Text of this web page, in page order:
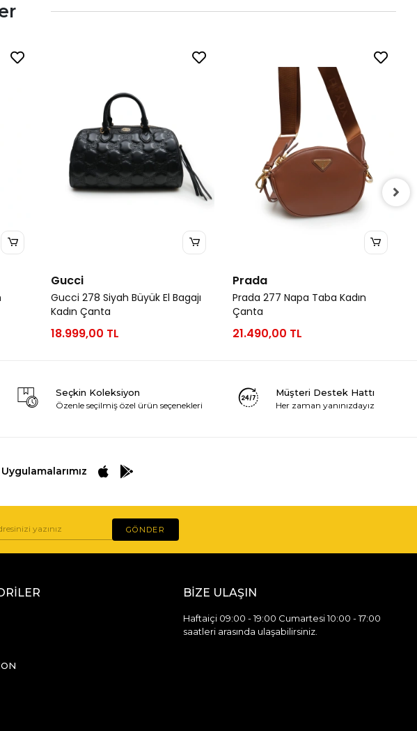
Gucci
Gucci 278 Siyah Büyük El Bagajı
Kadın Çanta
18.999,00 TL
Prada
Prada 277 Napa Taba Kadın
Çanta
21.490,00 TL
Seçkin Koleksiyon
Özenle seçilmiş özel ürün seçenekleri
Müşteri Destek Hattı
Her zaman yanınızdayız
GÖNDER
BİZE ULAŞIN
Haftaiçi 09:00 - 19:00 Cumartesi 10:00 - 17:00
saatleri arasında ulaşabilirsiniz.